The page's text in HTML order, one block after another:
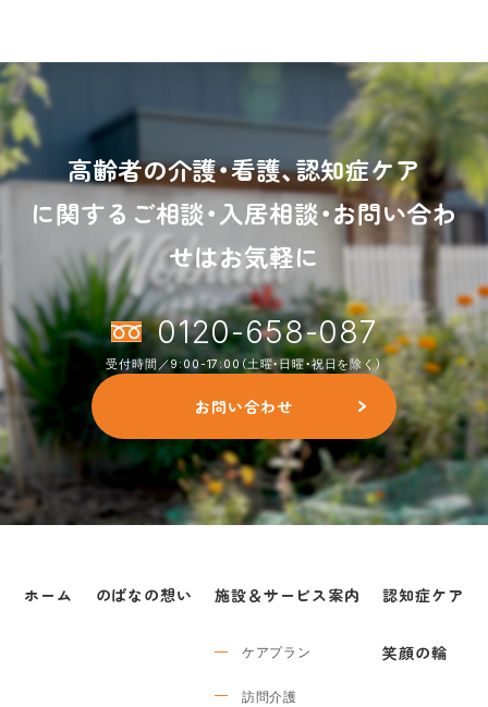
高齢者の介護・看護、認知症ケア
に関するご相談・入居相談・お問い合わ
せはお気軽に
0120-658-087
受付時間／9:00-17:00（土曜・日曜・祝日を除く）
お問い合わせ
ホーム のばなの想い 施設＆サービス案内
ケアプラン
訪問介護
認知症ケア
笑顔の輪